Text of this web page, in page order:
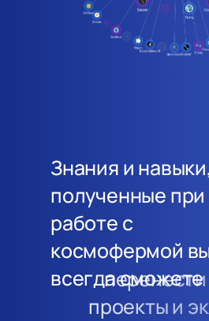
Знания и навыки,
полученные при
работе с
космофермой
всегда сможете
проекты и